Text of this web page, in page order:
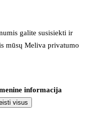
galite susisiekti ir
mūsų Meliva privatumo
informacija
visus